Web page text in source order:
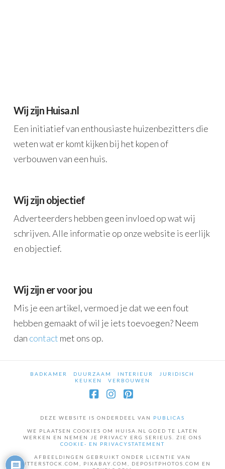
Wij zijn Huisa.nl
Een initiatief van enthousiaste huizenbezitters die
weten wat er komt kijken bij het kopen of
verbouwen van een huis.
Wij zijn objectief
Adverteerders hebben geen invloed op wat wij
schrijven. Alle informatie op onze website is eerlijk
en objectief.
Wij zijn er voor jou
Mis je een artikel, vermoed je dat we een fout
hebben gemaakt of wil je iets toevoegen? Neem
dan contact met ons op.
BADKAMER DUURZAAM INTERIEUR
JURIDISCH
KEUKEN
VERBOUWEN
DEZE WEBSITE IS ONDERDEEL VAN PUBLICAS
WE PLAATSEN COOKIES OM HUISA.NL GOED TE LATEN
WERKEN EN NEMEN JE PRIVACY ERG SERIEUS. ZIE ONS
COOKIE- EN PRIVACYSTATEMENT
AFBEELDINGEN GEBRUIKT ONDER LICENTIE VAN
SHUTTERSTOCK.COM, PIXABAY.COM, DEPOSITPHOTOS.COM EN